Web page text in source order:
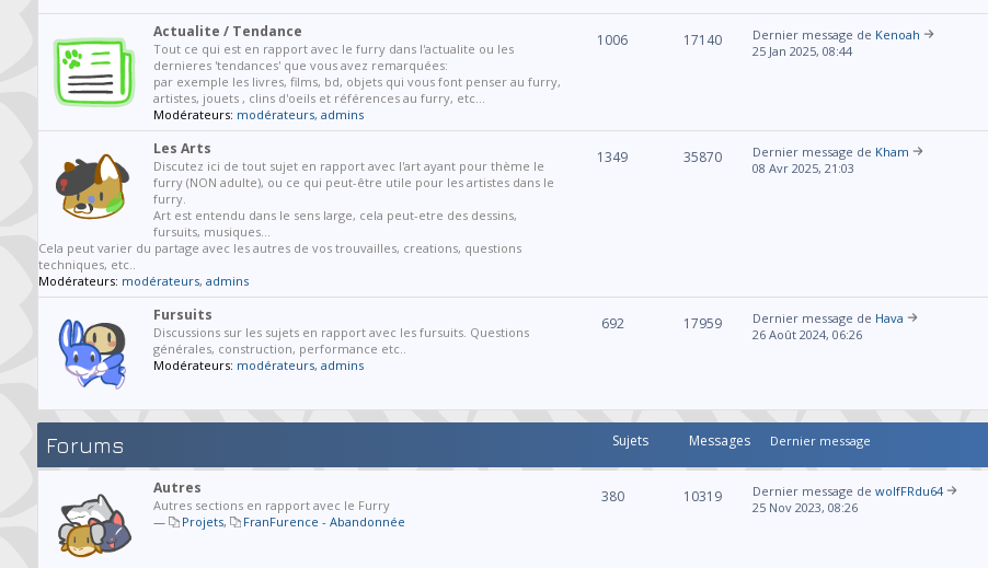
Actualite / Tendance
Tout ce qui est en rapport avec le furry dans l'actualite ou les
dernieres 'tendances' que vous avez remarquées:
par exemple les livres, films, bd, objets qui vous font penser au furry,
artistes, jouets , clins d'oeils et références au furry, etc...
Modérateurs: modérateurs, admins
1006 17140 Dernier message de Kenoah
25 Jan 2025, 08:44
Les Arts
Discutez ici de tout sujet en rapport avec l'art ayant pour thème le
furry (NON adulte), ou ce qui peut-être utile pour les artistes dans le
furry.
Art est entendu dans le sens large, cela peut-etre des dessins,
fursuits, musiques...
Cela peut varier du partage avec les autres de vos trouvailles, creations, questions
techniques, etc..
Modérateurs: modérateurs, admins
1349 35870 Dernier message de Kham
08 Avr 2025, 21:03
Fursuits
Discussions sur les sujets en rapport avec les fursuits. Questions
générales, construction, performance etc..
Modérateurs: modérateurs, admins
692 17959 Dernier message de Hava
26 Août 2024, 06:26
Forums Sujets Messages Dernier message
Autres
Autres sections en rapport avec le Furry
—
Projets, FranFurence - Abandonnée
380 10319 Dernier message de wolfFRdu64
25 Nov 2023, 08:26